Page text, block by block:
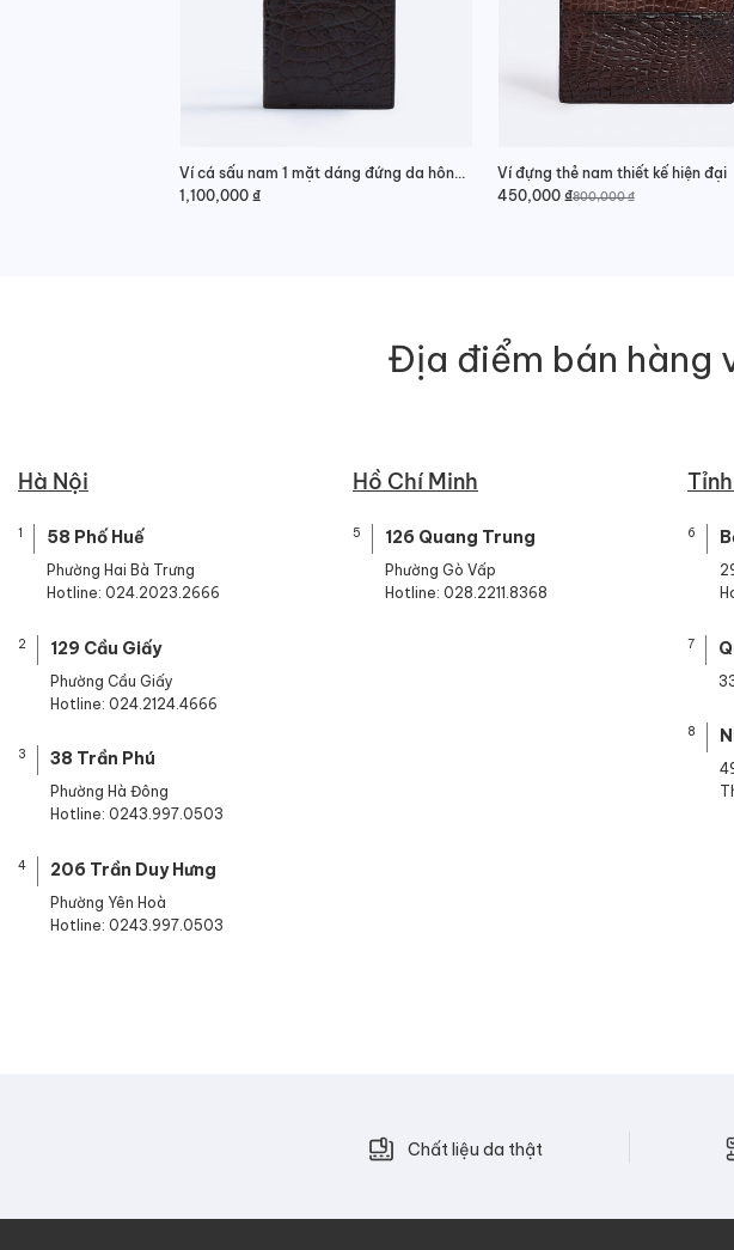
Ví cá sấu nam 1 mặt dáng đứng da hông chính hãng
1,100,000 ₫
Ví đựng thẻ nam thiết kế hiện đại
800,000₫
Giá
450,000 ₫
Giá
Địa điểm bán hàng
Hà Nội
1 58 Phố Huế
Phường Hai Bà Trưng
Hotline: 024.2023.2666
2 129 Cầu Giấy
Phường Cầu Giấy
Hotline: 024.2124.4666
3 38 Trần Phú
Phường Hà Đông
Hotline: 0243.997.0503
4 206 Trần Duy Hưng
Phường Yên Hoà
Hotline: 0243.997.0503
Hồ Chí Minh
5 126 Quang Trung
Phường Gò Vấp
Hotline: 028.2211.8368
6
7
8
Chất liệu da thật